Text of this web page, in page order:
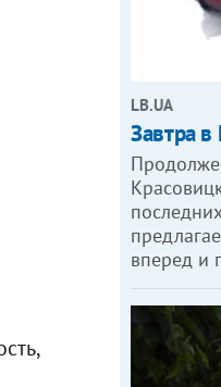
LB.UA
Завтра в
вперед и